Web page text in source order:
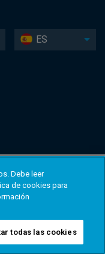
ES
Debe leer
de cookies para
todas las cookies